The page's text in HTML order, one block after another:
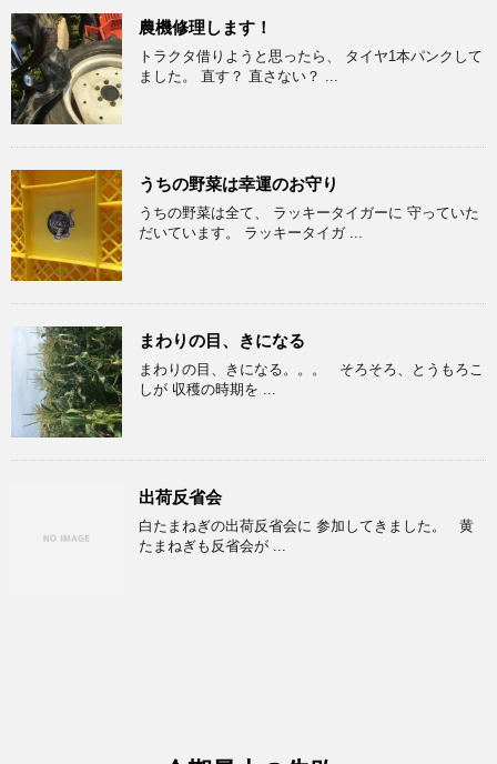
農機修理します！
トラクタ借りようと思ったら、 タイヤ1本パンクして
ました。 直す？ 直さない？ ...
うちの野菜は幸運のお守り
うちの野菜は全て、 ラッキータイガーに 守っていた
だいています。 ラッキータイガ ...
まわりの目、きになる
まわりの目、きになる。。。 そろそろ、とうもろこ
しが 収穫の時期を ...
出荷反省会
白たまねぎの出荷反省会に 参加してきました。 黄
たまねぎも反省会が ...